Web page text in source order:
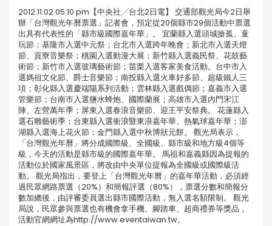
2012.11.02 05:10 pm【中央社╱台北2日電】 交通部觀光局今2日舉
辦「台灣觀光年曆票選」記者會，預定從20個縣市29個活動中票選
出具有代表性的「縣市級國際嘉年華」。 宜蘭縣入選頭城搶孤、童
玩節；基隆市入選中元祭；台北市入選跨年晚會；新北市入選天燈
節、貢寮音樂祭；桃園入選動漫大展；新竹縣入選義民祭、花鼓藝
術節；新竹市入選玻璃藝術節；苗栗入選客家美食活動。台中市入
選媽祖文化節、爵士音樂節；南投縣入選火車好多節、超級鐵人三
項；彰化縣入選慶端陽系列活動；雲林縣入選戲偶節；嘉義市入選
管樂節；台南市入選鹽水蜂炮、國際蘭展；高雄市入選內門宋江
陣、左營萬年季；屏東入選春浪音樂節、迎王平安祭典。 花蓮縣入
選石雕藝術季；台東縣入選衝浪暨東浪嘉年華、熱氣球嘉年華；澎
湖縣入選海上花火節；金門縣入選中秋博狀元餅。 觀光局表示，
「台灣觀光年曆」將分成國際級、全國級、縣市級和地方級4個等
級，今天的活動是縣市級的國際嘉年華。 馬祖和嘉義縣因為提報的
活動位於國家風景區，將改由中央單位提報為全國級或國際級活
動。 觀光局指出，要登上「台灣觀光年曆」的嘉年華活動，必須經
過民眾網路票選（20%）和簡報評選（80%），票選分數和簡報分
數加總後，由評審委員選出縣市國際活動，無入選名額限制。 觀光
局說，民眾參與票選也有機會拿手機、腳踏車、超商禮券等獎品，
活動官網網址為http://www.eventaiwan.tw。